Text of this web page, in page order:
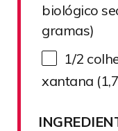
biológico
gramas)
1/2
xantana (1,